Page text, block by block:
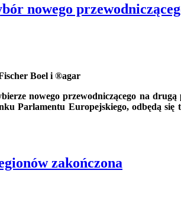
nowego
Boel i ®agar
nowego przewodniczącego na
Parlamentu Europejskiego, odbędą
zakończona